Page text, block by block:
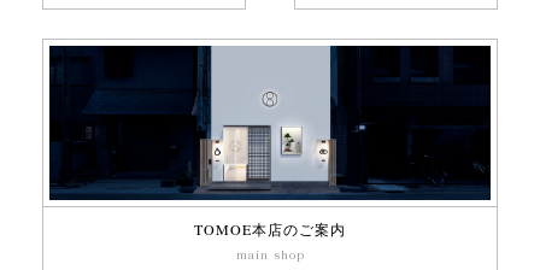
TOMOE本店のご案内
main shop